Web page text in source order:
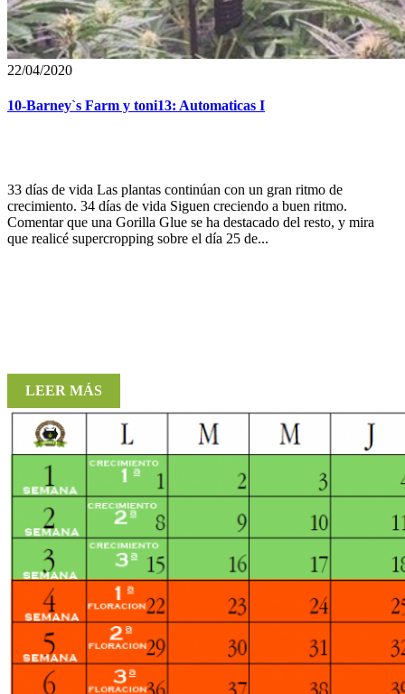
22/04/2020
10-Barney`s Farm y toni13: Automaticas I
33 días de vida Las plantas continúan con un gran ritmo de
crecimiento. 34 días de vida Siguen creciendo a buen ritmo.
Comentar que una Gorilla Glue se ha destacado del resto, y mira
que realicé supercropping sobre el día 25 de...
LEER MÁS